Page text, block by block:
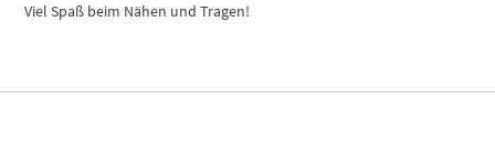
Viel Spaß beim Nähen und Tragen!